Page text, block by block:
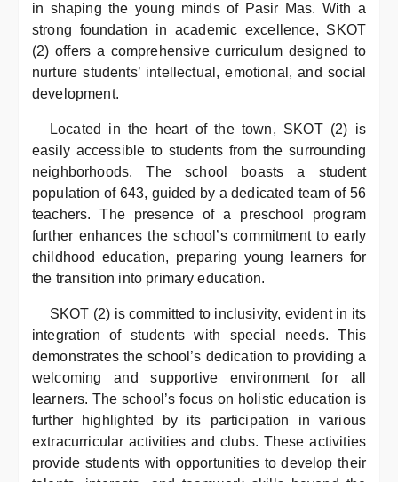
in shaping the young minds of Pasir Mas. With a
strong foundation in academic excellence, SKOT
(2) offers a comprehensive curriculum designed to
nurture students’ intellectual, emotional, and social
development.
Located in the heart of the town, SKOT (2) is
easily accessible to students from the surrounding
neighborhoods. The school boasts a student
population of 643, guided by a dedicated team of 56
teachers. The presence of a preschool program
further enhances the school’s commitment to early
childhood education, preparing young learners for
the transition into primary education.
SKOT (2) is committed to inclusivity, evident in its
integration of students with special needs. This
demonstrates the school’s dedication to providing a
welcoming and supportive environment for all
learners. The school’s focus on holistic education is
further highlighted by its participation in various
extracurricular activities and clubs. These activities
provide students with opportunities to develop their